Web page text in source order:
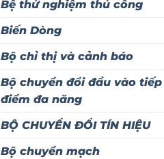
Bệ thử nghiệm thủ công
Biến Dòng
Bộ chỉ thị và cảnh báo
Bộ chuyển đổi đầu vào tiếp
điểm đa năng
BỘ CHUYỂN ĐỔI TÍN HIỆU
Bộ chuyển mạch